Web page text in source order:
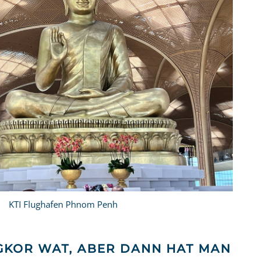
KTI Flughafen Phnom Penh
WAT, ABER DANN HAT MAN